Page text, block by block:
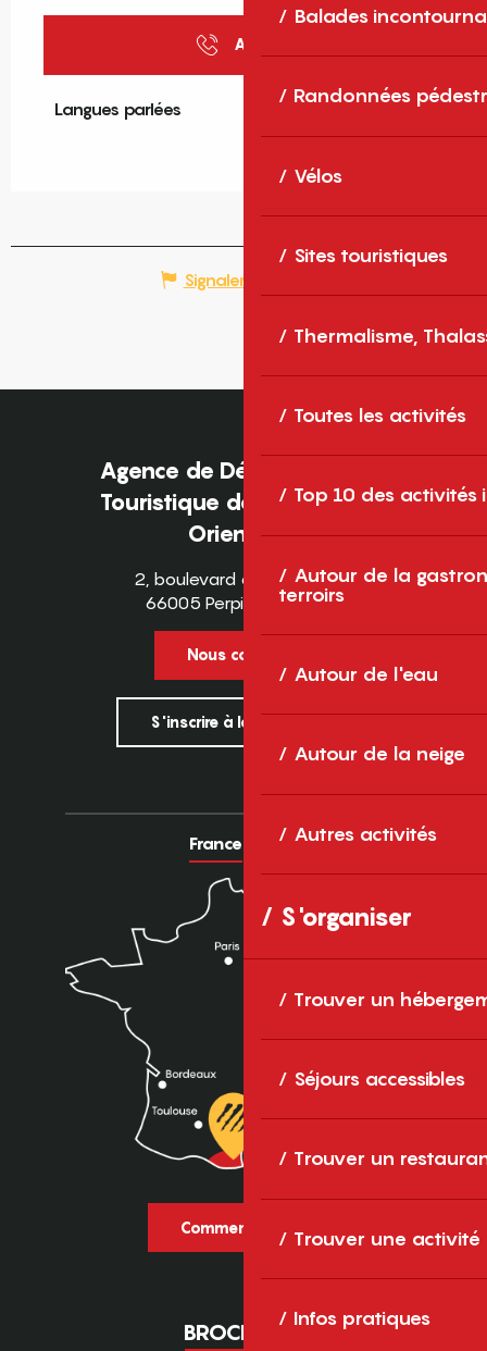
Balades
Randonnées
Vélos
Sites touristiques
Thermalisme,
Toutes les activités
Top 10 des activités
Autour de la
terroirs
Autour de l'eau
Autour de la neige
Autres activités
S'organiser
Trouver un
Séjours accessibles
Trouver un
Trouver une activité
Infos pratiques
Appeler
Langues parlées
Langues parlées
Signaler une erreur
Agence de Développement
Touristique des Pyrénées-
Orientales
2, boulevard des Pyrénées
66005 Perpignan Cedex
Nous contacter
S'inscrire à la newsletter
France Europe
Comment venir ?
BROCHURES